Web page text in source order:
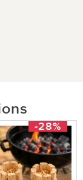
-28%